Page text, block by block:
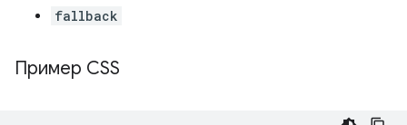
fallback
Пример CSS